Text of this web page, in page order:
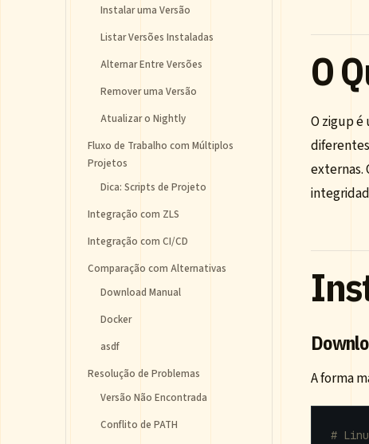
Instalar uma Versão
Listar Versões Instaladas
Alternar Entre Versões
Remover uma Versão
Atualizar o Nightly
Fluxo de Trabalho com Múltiplos
Projetos
Dica: Scripts de Projeto
Integração com ZLS
Integração com CI/CD
Comparação com Alternativas
Download Manual
Docker
asdf
Resolução de Problemas
Versão Não Encontrada
Conflito de PATH
O
O zigup
externas.
A forma
#